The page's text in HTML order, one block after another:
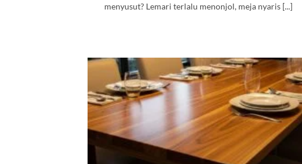
menyusut? Lemari terlalu menonjol, meja nyaris [...]